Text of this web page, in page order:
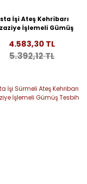
İşi Ateş Kehribarı
İşlemeli Gümüş
4.583,30 TL
5.392,12 TL